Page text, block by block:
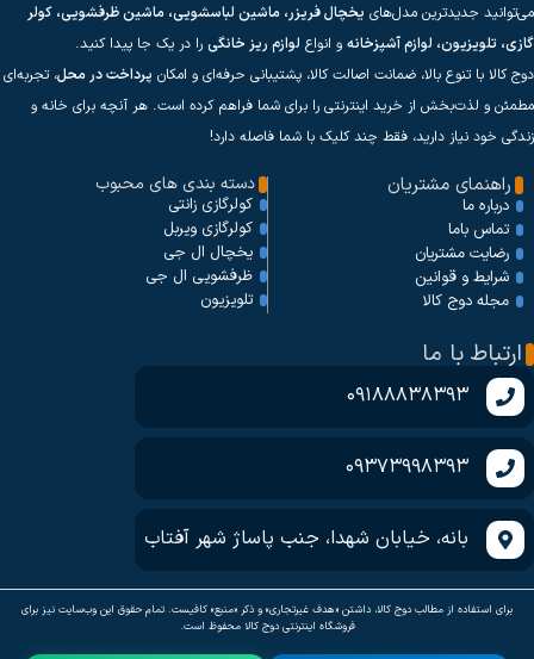
می‌توانید جدیدترین مدل‌های یخچال فریزر، ماشین لباسشویی، ماشین ظرفشویی، کولر
گازی، تلویزیون، لوازم آشپزخانه و انواع لوازم ریز خانگی را در یک جا پیدا کنید.
دوج کالا با تنوع بالا، ضمانت اصالت کالا، پشتیبانی حرفه‌ای و امکان پرداخت در محل، تجربه‌ای
مطمئن و لذت‌بخش از خرید اینترنتی را برای شما فراهم کرده است. هر آنچه برای خانه و
زندگی خود نیاز دارید، فقط چند کلیک با شما فاصله دارد!
راهنمای مشتریان
درباره ما
تماس باما
رضایت مشتریان
شرایط و قوانین
مجله دوج کالا
دسته بندی های محبوب
کولرگازی زانتی
کولرگازی ویربل
یخچال ال جی
ظرفشویی ال جی
تلویزیون
ارتباط با ما
09188838393
09373998393
بانه، خیابان شهدا، جنب پاساژ شهر آفتاب
برای استفاده از مطالب دوج کالا، داشتن «هدف غیرتجاری» و ذکر «منبع» کافیست. تمام حقوق اين وب‌سايت نیز برای
فروشگاه اینترنتی دوج کالا محفوظ است.